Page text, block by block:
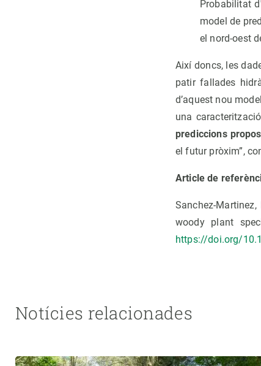
Probabilitat
model de
el nord-oest
Així doncs, les
patir fallades
d’aquest nou
una
prediccions
el futur pròxim”,
Article de
Sanchez-Martinez,
woody plant
https://doi.org/
Notícies relacionades